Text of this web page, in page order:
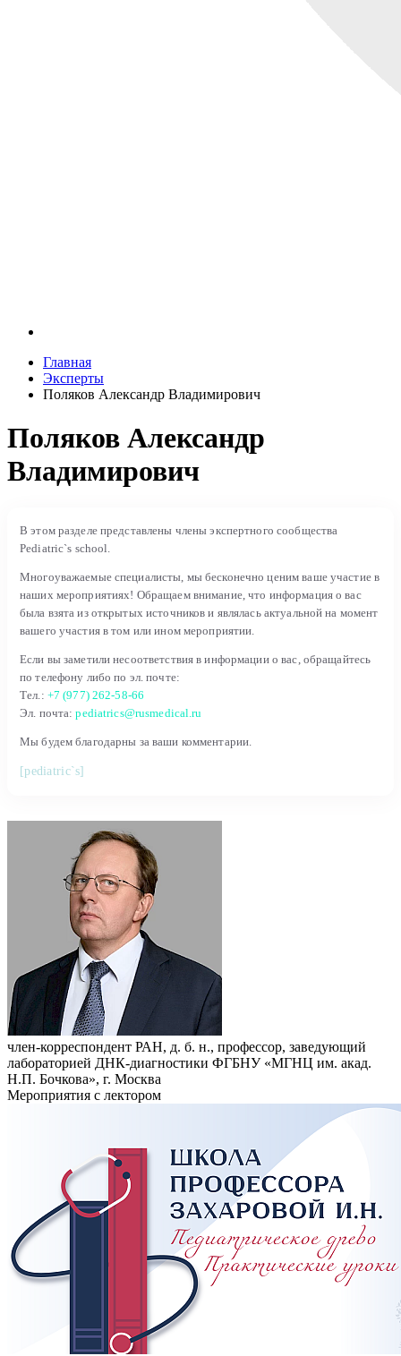
Главная
Эксперты
Поляков Александр Владимирович
Поляков Александр
Владимирович
В этом разделе представлены члены экспертного сообщества
Pediatric`s school.
Многоуважаемые специалисты, мы бесконечно ценим ваше участие в
наших мероприятиях! Обращаем внимание, что информация о вас
была взята из открытых источников и являлась актуальной на момент
вашего участия в том или ином мероприятии.
Если вы заметили несоответствия в информации о вас, обращайтесь
по телефону либо по эл. почте:
Тел.: +7 (977) 262-58-66
Эл. почта:pediatrics@rusmedical.ru
Мы будем благодарны за ваши комментарии.
[pediatric`s]
член-корреспондент РАН, д. б. н., профессор, заведующий
лабораторией ДНК-диагностики ФГБНУ «МГНЦ им. акад.
Н.П. Бочкова», г. Москва
Мероприятия с лектором